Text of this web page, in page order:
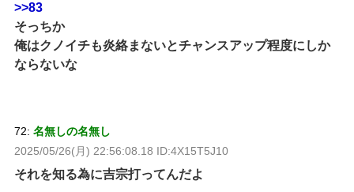
>>83
そっちか
俺はクノイチも炎絡まないとチャンスアップ程度にしか
ならないな
72: 名無しの名無し
2025/05/26(月) 22:56:08.18 ID:4X15T5J10
それを知る為に吉宗打ってんだよ